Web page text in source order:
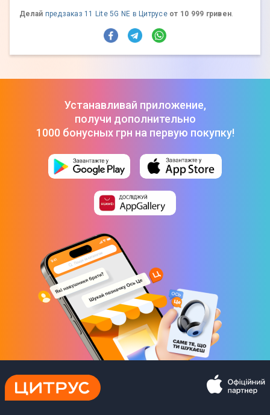
Делай предзаказ 11 Lite 5G NE в Цитрусеот 10 999 гривен.
Устанавливай приложение,
получи дополнительно
1000 бонусных грн на первую покупку!